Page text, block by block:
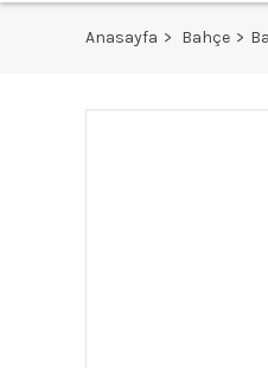
Anasayfa Bahçe